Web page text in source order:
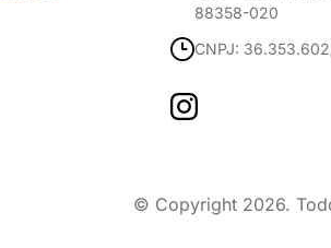
88358-020
CNPJ:
© Copyright 2026.